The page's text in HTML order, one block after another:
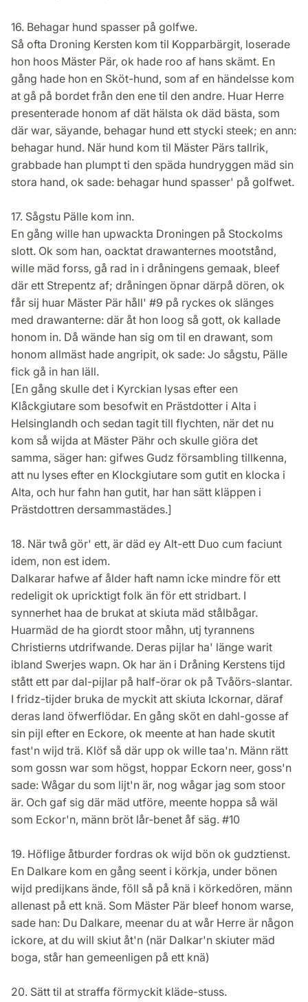
16. Behagar hund spasser på golfwe.
Så ofta Droning Kersten kom til Kopparbärgit, loserade
hon hoos Mäster Pär, ok hade roo af hans skämt. En
gång hade hon en Sköt-hund, som af en händelsse kom
at gå på bordet från den ene til den andre. Huar Herre
presenterade honom af dät hälsta ok däd bästa, som
där war, säyande, behagar hund ett stycki steek; en ann:
behagar hund. När hund kom til Mäster Pärs tallrik,
grabbade han plumpt ti den späda hundryggen mäd sin
stora hand, ok sade: behagar hund spasser' på golfwet.
17. Sågstu Pälle kom inn.
En gång wille han upwackta Droningen på Stockolms
slott. Ok som han, oacktat drawanternes mootstånd,
wille mäd forss, gå rad in i dråningens gemaak, bleef
där ett Strepentz af; dråningen öpnar därpå dören, ok
får sij huar Mäster Pär håll' #9 på ryckes ok slänges
med drawanterne: där åt hon loog så gott, ok kallade
honom in. Då wände han sig om til en drawant, som
honom allmäst hade angripit, ok sade: Jo sågstu, Pälle
fick gå in han läll.
[En gång skulle det i Kyrckian lysas efter een
Klåckgiutare som besofwit en Prästdotter i Alta i
Helsinglandh och sedan tagit till flychten, när det nu
kom så wijda at Mäster Pähr och skulle giöra det
samma, säger han: gifwes Gudz försambling tillkenna,
att nu lyses efter en Klockgiutare som gutit en klocka i
Alta, och hur fahn han gutit, har han sätt kläppen i
Prästdottren dersammastädes.]
18. När twå gör' ett, är däd ey Alt-ett Duo cum faciunt
idem, non est idem.
Dalkarar hafwe af ålder haft namn icke mindre för ett
redeligit ok upricktigt folk än för ett stridbart. I
synnerhet haa de brukat at skiuta mäd stålbågar.
Huarmäd de ha giordt stoor måhn, utj tyrannens
Christierns utdrifwande. Deras pijlar ha' länge warit
ibland Swerjes wapn. Ok har än i Dråning Kerstens tijd
stått ett par dal-pijlar på half-örar ok på Tvåörs-slantar.
I fridz-tijder bruka de myckit att skiuta Ickornar, däraf
deras land öfwerflödar. En gång sköt en dahl-gosse af
sin pijl efter en Eckore, ok meente at han hade skutit
fast'n wijd trä. Klöf så där upp ok wille taa'n. Männ rätt
som gossn war som högst, hoppar Eckorn neer, goss'n
sade: Wågar du som lijt'n är, nog wågar jag som stoor
är. Och gaf sig där mäd utföre, meente hoppa så wäl
som Eckor'n, männ bröt lår-benet åf säg. #10
19. Höflige åtburder fordras ok wijd bön ok gudztienst.
En Dalkare kom en gång seent i körkja, under bönen
wijd predijkans ände, föll så på knä i körkedören, männ
allenast på ett knä. Som Mäster Pär bleef honom warse,
sade han: Du Dalkare, meenar du at wår Herre är någon
ickore, at du will skiut åt'n (när Dalkar'n skiuter mäd
boga, står han gemeenligen på ett knä)
20. Sätt til at straffa förmyckit kläde-stuss.